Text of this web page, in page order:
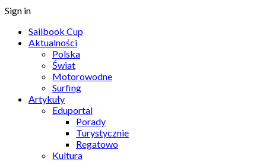
Sign in
Sailbook Cup
Aktualności
Polska
Świat
Motorowodne
Surfing
Artykuły
Eduportal
Porady
Turystycznie
Regatowo
Kultura